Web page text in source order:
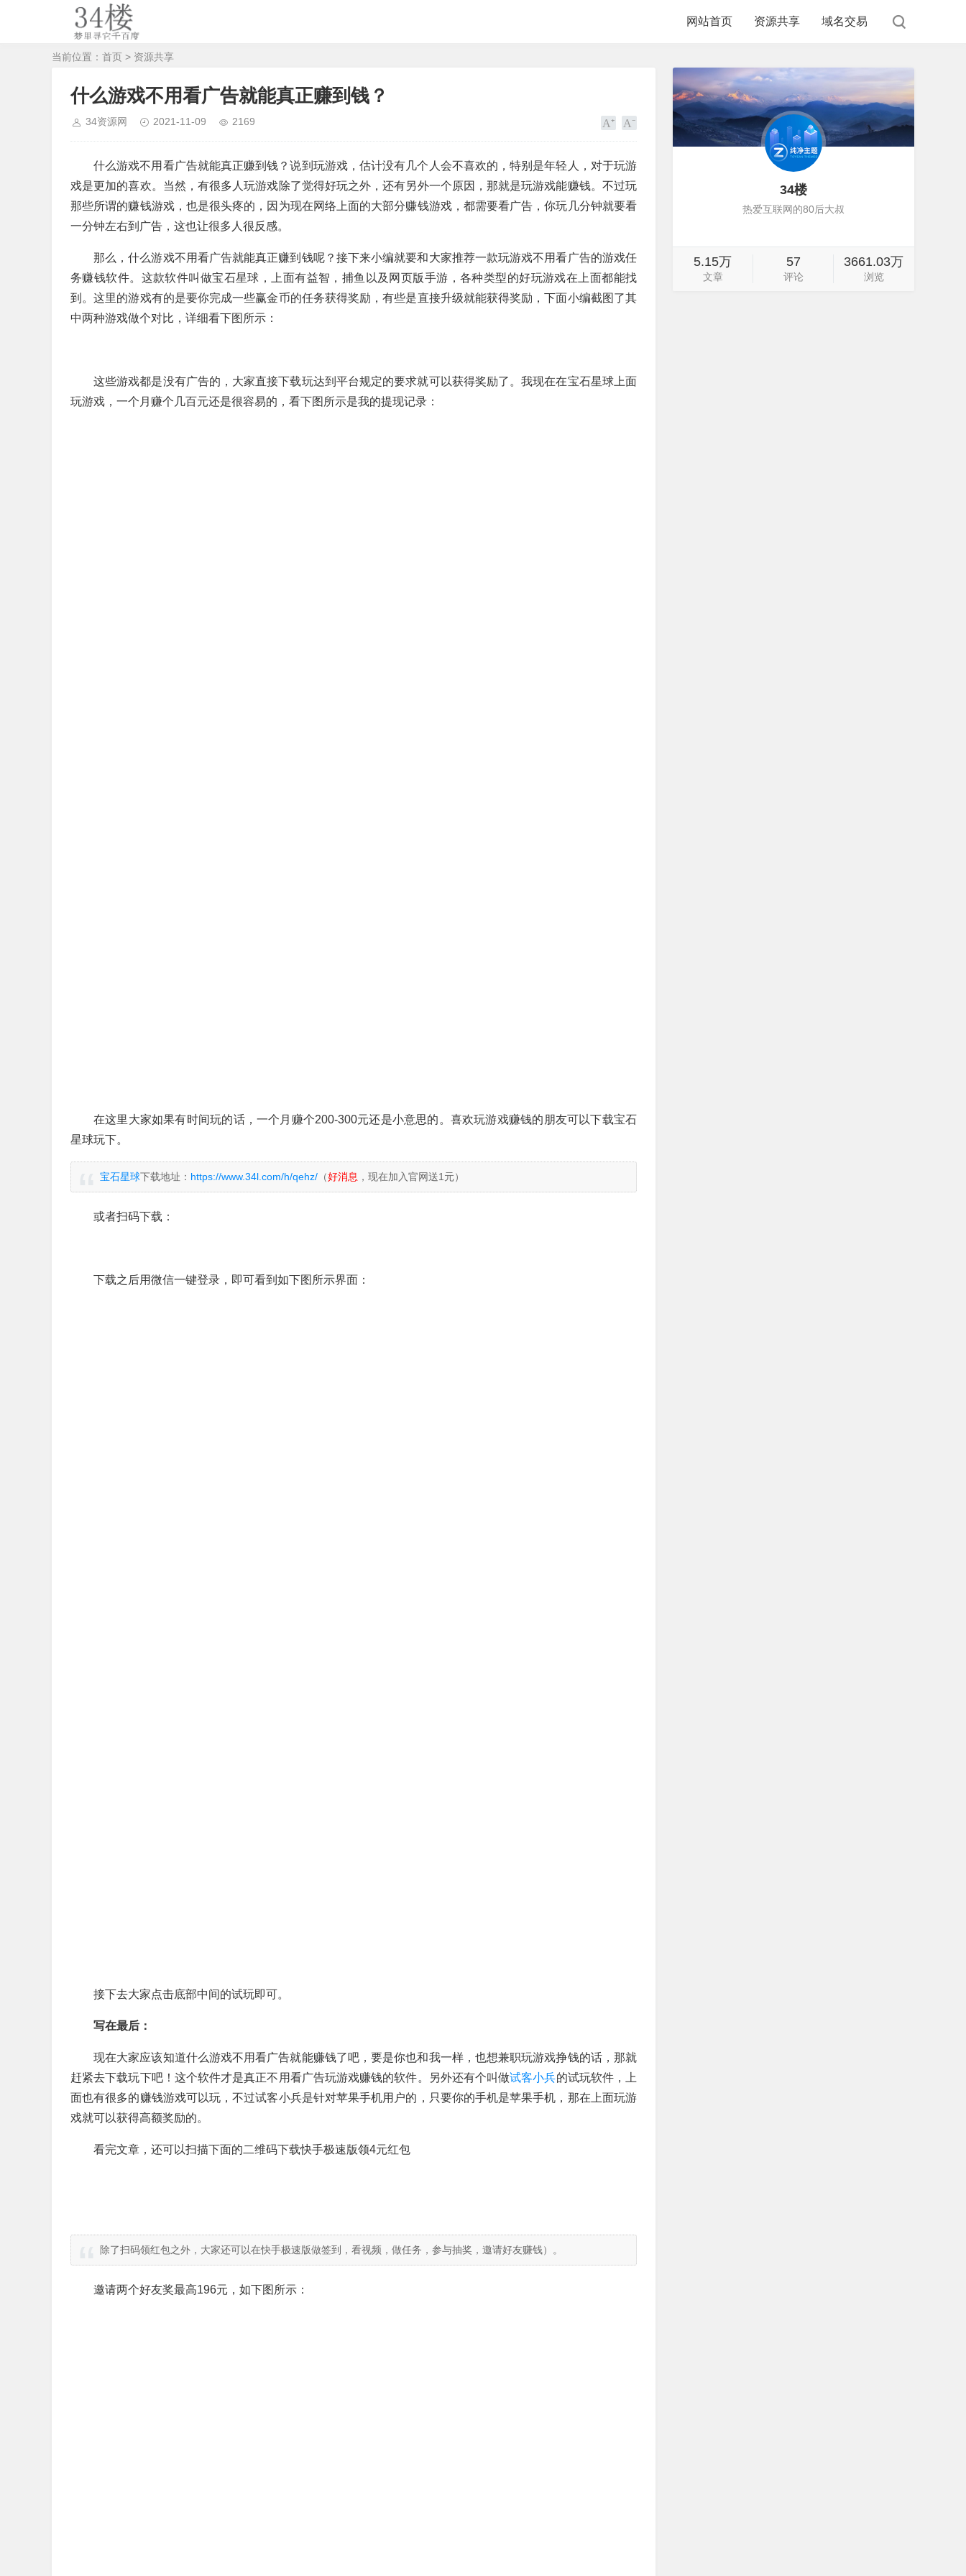
网站首页 资源共享 域名交易
当前位置： 首页 > 资源共享
什么游戏不用看广告就能真正赚到钱？
34资源网 2021-11-09 2169
什么游戏不用看广告就能真正赚到钱？说到玩游戏，估计没有几个人会不喜欢的，特别是年轻人，对于玩游
戏是更加的喜欢。当然，有很多人玩游戏除了觉得好玩之外，还有另外一个原因，那就是玩游戏能赚钱。不过玩
那些所谓的赚钱游戏，也是很头疼的，因为现在网络上面的大部分赚钱游戏，都需要看广告，你玩几分钟就要看
一分钟左右到广告，这也让很多人很反感。
那么，什么游戏不用看广告就能真正赚到钱呢？接下来小编就要和大家推荐一款玩游戏不用看广告的游戏任
务赚钱软件。这款软件叫做宝石星球，上面有益智，捕鱼以及网页版手游，各种类型的好玩游戏在上面都能找
到。这里的游戏有的是要你完成一些赢金币的任务获得奖励，有些是直接升级就能获得奖励，下面小编截图了其
中两种游戏做个对比，详细看下图所示：
这些游戏都是没有广告的，大家直接下载玩达到平台规定的要求就可以获得奖励了。我现在在宝石星球上面
玩游戏，一个月赚个几百元还是很容易的，看下图所示是我的提现记录：
在这里大家如果有时间玩的话，一个月赚个200-300元还是小意思的。喜欢玩游戏赚钱的朋友可以下载宝石
星球玩下。
宝石星球下载地址： https://www.34l.com/h/qehz/ （好消息 ，现在加入官网送1元）
或者扫码下载：
下载之后用微信一键登录，即可看到如下图所示界面：
接下去大家点击底部中间的试玩即可。
写在最后：
现在大家应该知道什么游戏不用看广告就能赚钱了吧，要是你也和我一样，也想兼职玩游戏挣钱的话，那就
赶紧去下载玩下吧！这个软件才是真正不用看广告玩游戏赚钱的软件。另外还有个叫做试客小兵的试玩软件，上
面也有很多的赚钱游戏可以玩，不过试客小兵是针对苹果手机用户的，只要你的手机是苹果手机，那在上面玩游
戏就可以获得高额奖励的。
看完文章，还可以扫描下面的二维码下载快手极速版领4元红包
除了扫码领红包之外，大家还可以在快手极速版做签到，看视频，做任务，参与抽奖，邀请好友赚钱）。
邀请两个好友奖最高196元，如下图所示：
34楼
热爱互联网的80后大叔
5.15万
文章
57
评论
3661.03万
浏览